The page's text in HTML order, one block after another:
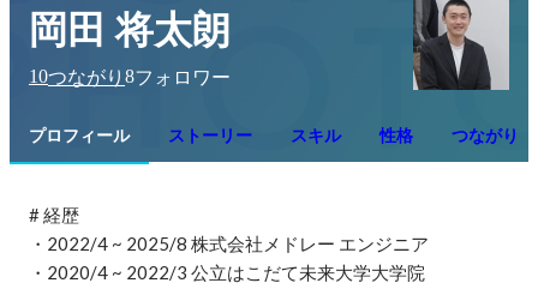
岡田 将太朗
10つながり 8フォロワー
プロフィール ストーリー スキル 性格 つながり
# 経歴
・2022/4 ~ 2025/8 株式会社メドレー エンジニア
・2020/4 ~ 2022/3 公立はこだて未来大学大学院